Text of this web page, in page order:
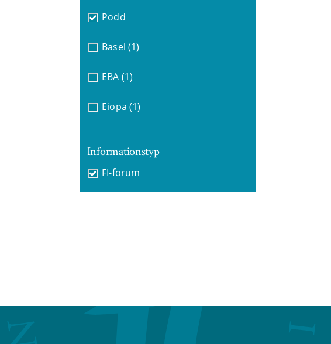
Podd
Basel (1)
EBA (1)
Eiopa (1)
Informationstyp
FI-forum